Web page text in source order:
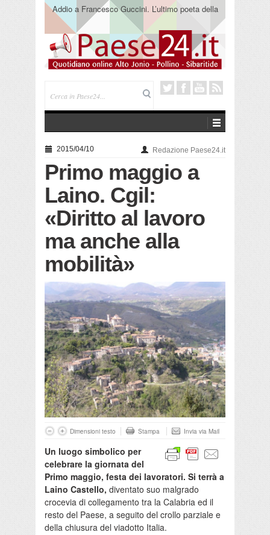
Addio a Francesco Guccini. L’ultimo poeta della
canzone impegnata
2015/04/10 Redazione Paese24.it
Primo maggio a
Laino. Cgil:
«Diritto al lavoro
ma anche alla
mobilità»
Dimensioni testo Stampa Invia via Mail
Un luogo simbolico per
celebrare la giornata del
Primo maggio, festa dei lavoratori. Si terrà a
Laino Castello, diventato suo malgrado
crocevia di collegamento tra la Calabria ed il
resto del Paese, a seguito del crollo parziale e
della chiusura del viadotto Italia.